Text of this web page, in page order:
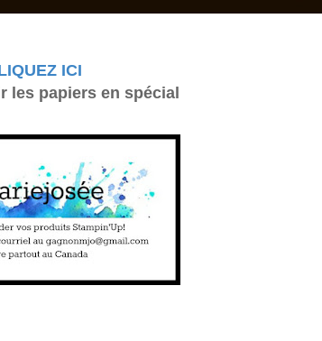
ICI
les papiers en spécial